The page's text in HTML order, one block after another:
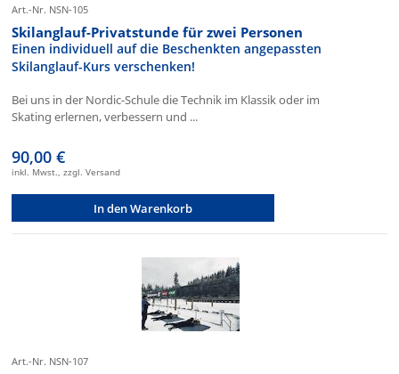
Art.-Nr. NSN-105
Skilanglauf-Privatstunde für zwei Personen
Einen individuell auf die Beschenkten angepassten
Skilanglauf-Kurs verschenken!
Bei uns in der Nordic-Schule die Technik im Klassik oder im
Skating erlernen, verbessern und ...
90,00 €
inkl. Mwst., zzgl. Versand
In den Warenkorb
Art.-Nr. NSN-107